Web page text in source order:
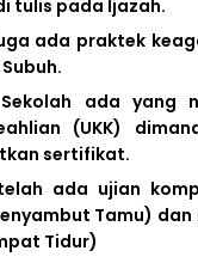
tulis pada Ijazah.
ada praktek
ada yang
(UKK)
sertifikat.
ada ujian
Tamu) dan
Tidur)